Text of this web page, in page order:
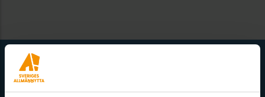
Få senaste nytt direkt i din inkorg
Här kan du välja att prenumerera på våra olika nyhetsbrev och